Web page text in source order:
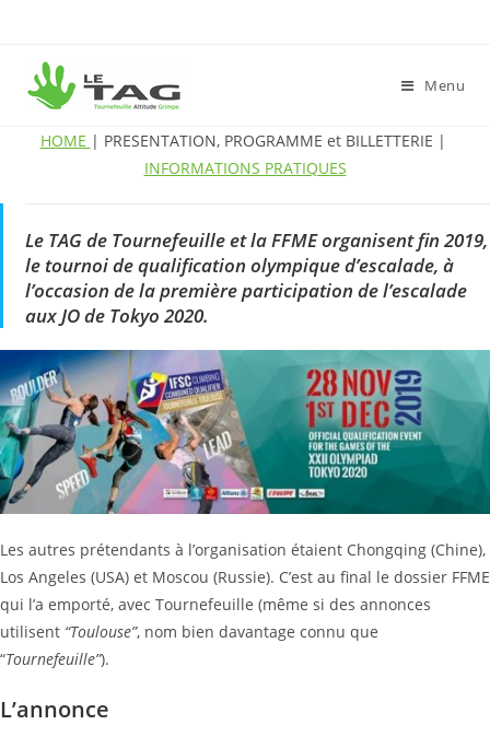
Menu
HOME | PRESENTATION, PROGRAMME et BILLETTERIE |
INFORMATIONS PRATIQUES
Le TAG de Tournefeuille et la FFME organisent fin 2019,
le tournoi de qualification olympique d’escalade, à
l’occasion de la première participation de l’escalade
aux JO de Tokyo 2020.
Les autres prétendants à l’organisation étaient Chongqing (Chine),
Los Angeles (USA) et Moscou (Russie). C’est au final le dossier FFME
qui l’a emporté, avec Tournefeuille (même si des annonces
utilisent “Toulouse”, nom bien davantage connu que
“Tournefeuille”).
L’annonce